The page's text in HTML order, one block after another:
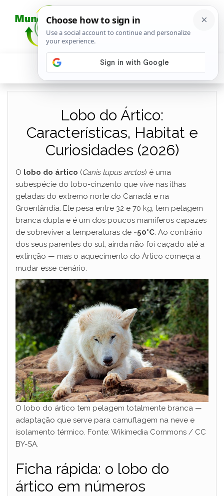
Lobo do Ártico:
Características, Habitat e
Curiosidades (2026)
O lobo do ártico (Canis lupus arctos) é uma
subespécie do lobo-cinzento que vive nas ilhas
geladas do extremo norte do Canadá e na
Groenlândia. Ele pesa entre 32 e 70 kg, tem pelagem
branca dupla e é um dos poucos mamíferos capazes
de sobreviver a temperaturas de -50°C. Ao contrário
dos seus parentes do sul, ainda não foi caçado até a
extinção — mas o aquecimento do Ártico começa a
mudar esse cenário.
O lobo do ártico tem pelagem totalmente branca —
adaptação que serve para camuflagem na neve e
isolamento térmico. Fonte: Wikimedia Commons / CC
BY-SA.
Ficha rápida: o lobo do
ártico em números